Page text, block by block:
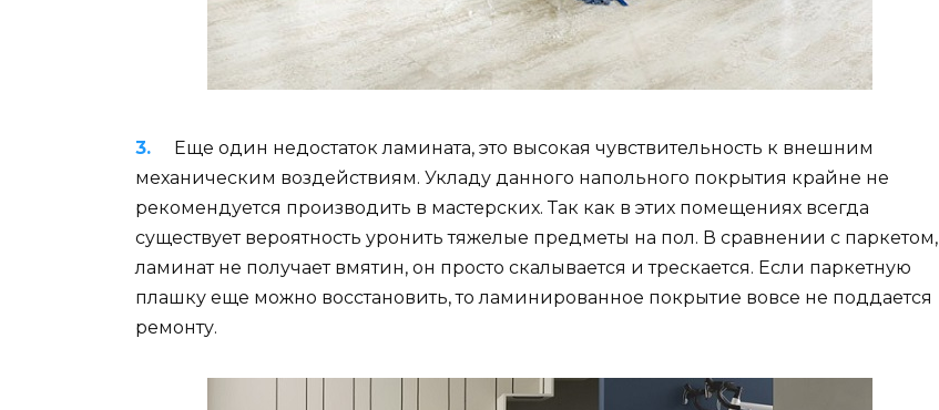
Еще один недостаток ламината, это высокая чувствительность к внешним
механическим воздействиям. Укладу данного напольного покрытия крайне не
рекомендуется производить в мастерских. Так как в этих помещениях всегда
существует вероятность уронить тяжелые предметы на пол. В сравнении с паркетом,
ламинат не получает вмятин, он просто скалывается и трескается. Если паркетную
плашку еще можно восстановить, то ламинированное покрытие вовсе не поддается
ремонту.